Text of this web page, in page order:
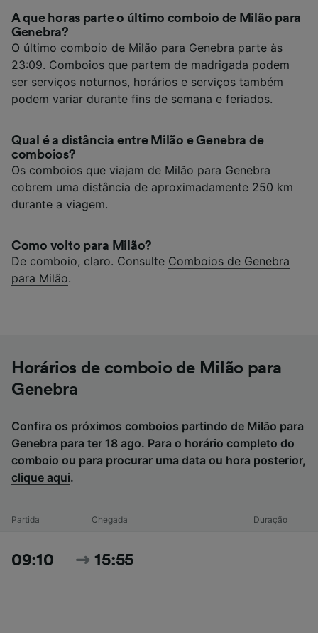
A que horas parte o último comboio de Milão para
Genebra?
O último comboio de Milão para Genebra parte às
23:09. Comboios que partem de madrigada podem
ser serviços noturnos, horários e serviços também
podem variar durante fins de semana e feriados.
Qual é a distância entre Milão e Genebra de
comboios?
Os comboios que viajam de Milão para Genebra
cobrem uma distância de aproximadamente 250 km
durante a viagem.
Como volto para Milão?
De comboio, claro. Consulte Comboios de Genebra
para Milão.
Horários de comboio de Milão para
Genebra
Confira os próximos comboios partindo de Milão para
Genebra para ter 18 ago. Para o horário completo do
comboio ou para procurar uma data ou hora posterior,
clique aqui.
Partida Chegada Duração
09:10 15:55